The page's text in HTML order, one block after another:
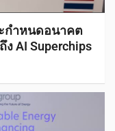
กำหนดอนาคต
AI Superchips